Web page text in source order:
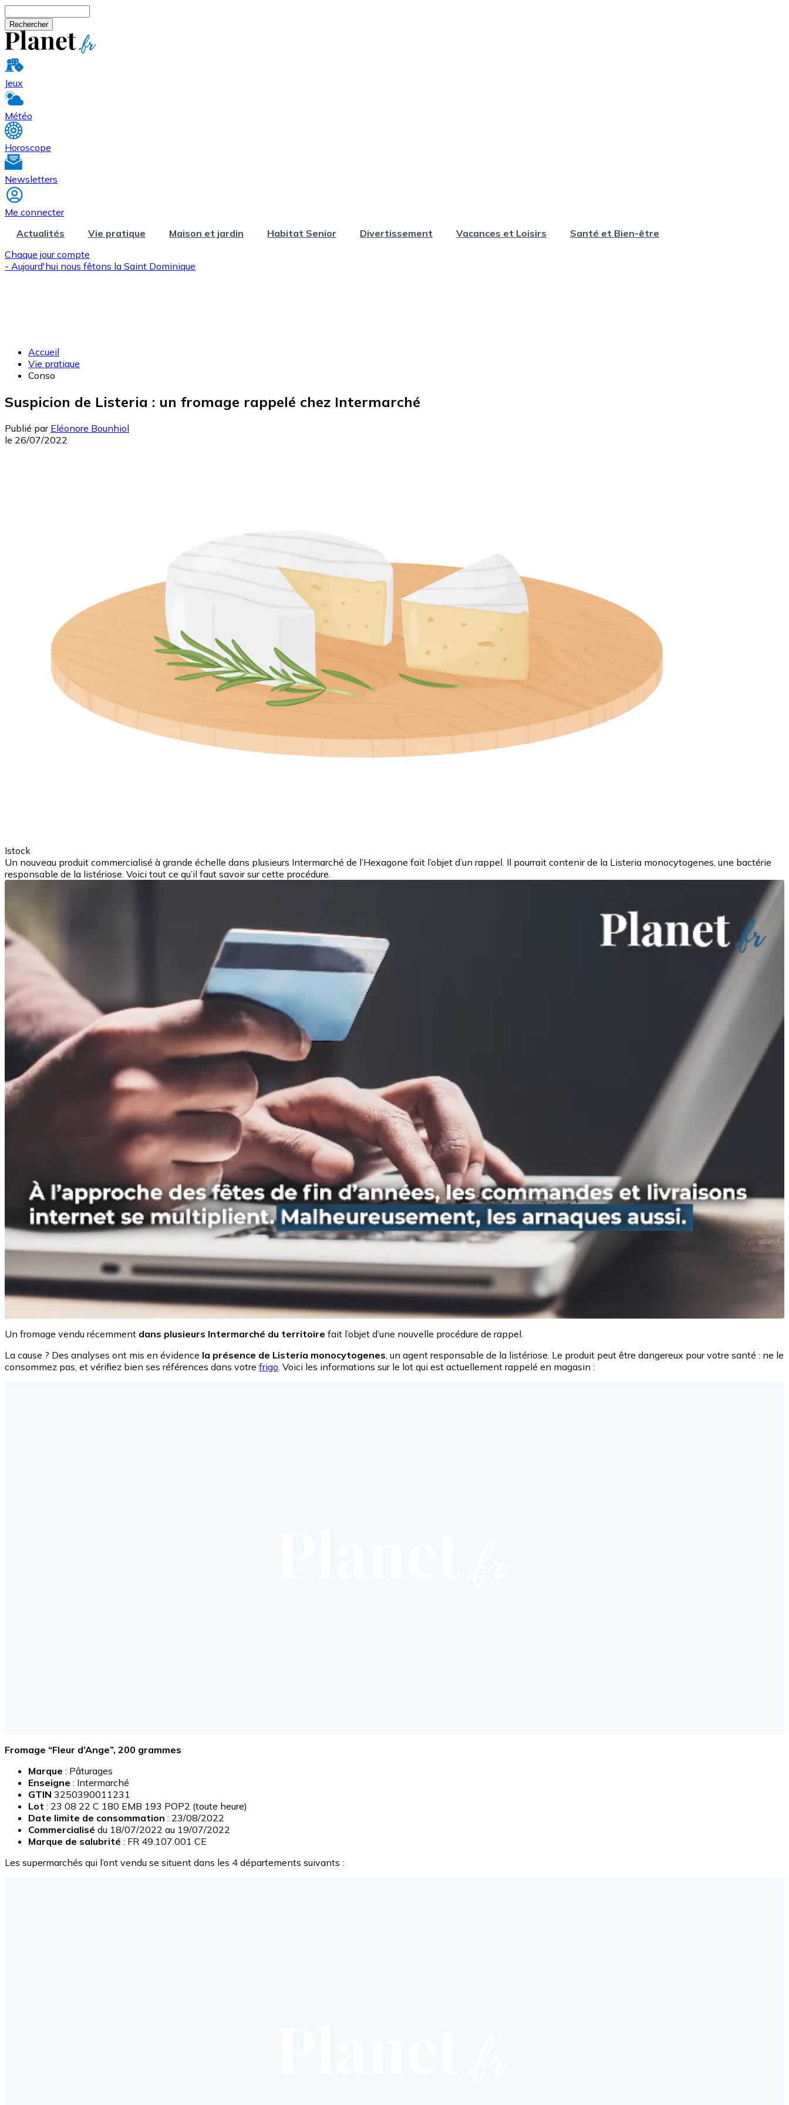
Jeux
Météo
Horoscope
Newsletters
Me connecter
Actualités
Vie pratique Maison et jardin Habitat Senior Divertissement Vacances et Loisirs
Santé et Bien-être
Chaque jour compte
- Aujourd'hui nous fêtons la Saint Dominique
Accueil
Vie pratique
Conso
Suspicion de Listeria : un fromage rappelé chez Intermarché
Publié par Eléonore Bounhiol
le 26/07/2022
Istock
Un nouveau produit commercialisé à grande échelle dans plusieurs Intermarché de l’Hexagone fait l’objet d’un rappel. Il pourrait contenir de la Listeria monocytogenes, une bactérie
responsable de la listériose. Voici tout ce qu’il faut savoir sur cette procédure.
Un fromage vendu récemment dans plusieurs Intermarché du territoire fait l’objet d’une nouvelle procédure de rappel.
La cause ? Des analyses ont mis en évidence la présence de Listeria monocytogenes , un agent responsable de la listériose. Le produit peut être dangereux pour votre santé : ne le
consommez pas, et vérifiez bien ses références dans votre frigo . Voici les informations sur le lot qui est actuellement rappelé en magasin :
Fromage “Fleur d’Ange”, 200 grammes
Marque : Pâturages
Enseigne : Intermarché
GTIN 3250390011231
Lot : 23 08 22 C 180 EMB 193 POP2 (toute heure)
Date limite de consommation : 23/08/2022
Commercialisé du 18/07/2022 au 19/07/2022
Marque de salubrité : FR 49.107.001 CE
Les supermarchés qui l’ont vendu se situent dans les 4 départements suivants :